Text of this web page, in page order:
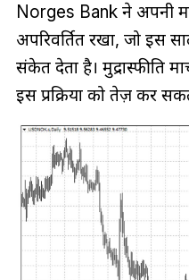
Norges Bank ने अपनी
अपरिवर्तित रखा, जो इस
संकेत देता है। मुद्रास्फीति
इस प्रक्रिया को तेज़ कर